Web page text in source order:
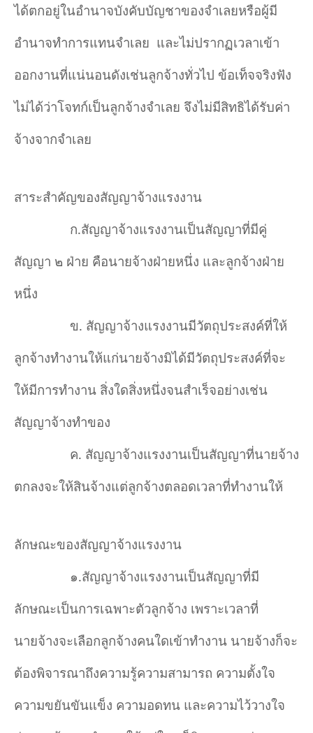
ได้ตกอยู่ในอำนาจบังคับบัญชาของจำเลยหรือผู้มี
อำนาจทำการแทนจำเลย และไม่ปรากฏเวลาเข้า
ออกงานที่แน่นอนดังเช่นลูกจ้างทั่วไป ข้อเท็จจริงฟัง
ไม่ได้ว่าโจทก์เป็นลูกจ้างจำเลย จึงไม่มีสิทธิได้รับค่า
จ้างจากจำเลย
สาระสำคัญของสัญญาจ้างแรงงาน
ก.สัญญาจ้างแรงงานเป็นสัญญาที่มีคู่
สัญญา ๒ ฝ่าย คือนายจ้างฝ่ายหนึ่ง และลูกจ้างฝ่าย
หนึ่ง
ข. สัญญาจ้างแรงงานมีวัตถุประสงค์ที่ให้
ลูกจ้างทำงานให้แก่นายจ้างมิได้มีวัตถุประสงค์ที่จะ
ให้มีการทำงาน สิ่งใดสิ่งหนึ่งจนสำเร็จอย่างเช่น
สัญญาจ้างทำของ
ค. สัญญาจ้างแรงงานเป็นสัญญาที่นายจ้าง
ตกลงจะให้สินจ้างแต่ลูกจ้างตลอดเวลาที่ทำงานให้
ลักษณะของสัญญาจ้างแรงงาน
๑.สัญญาจ้างแรงงานเป็นสัญญาที่มี
ลักษณะเป็นการเฉพาะตัวลูกจ้าง เพราะเวลาที่
นายจ้างจะเลือกลูกจ้างคนใดเข้าทำงาน นายจ้างก็จะ
ต้องพิจารณาถึงความรู้ความสามารถ ความตั้งใจ
ความขยันขันแข็ง ความอดทน และความไว้วางใจ